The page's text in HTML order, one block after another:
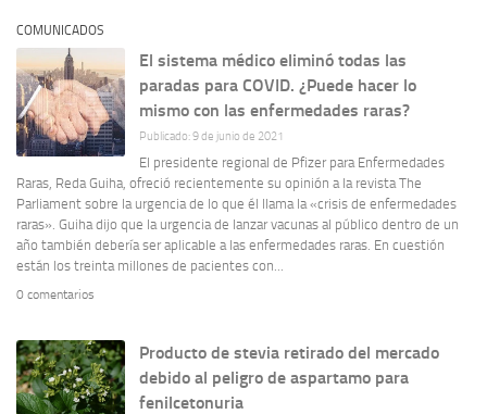
COMUNICADOS
El sistema médico eliminó todas las
paradas para COVID. ¿Puede hacer lo
mismo con las enfermedades raras?
Publicado: 9 de junio de 2021
El presidente regional de Pfizer para Enfermedades
Raras, Reda Guiha, ofreció recientemente su opinión a la revista The
Parliament sobre la urgencia de lo que él llama la «crisis de enfermedades
raras». Guiha dijo que la urgencia de lanzar vacunas al público dentro de un
año también debería ser aplicable a las enfermedades raras. En cuestión
están los treinta millones de pacientes con...
0 comentarios
Producto de stevia retirado del mercado
debido al peligro de aspartamo para
fenilcetonuria